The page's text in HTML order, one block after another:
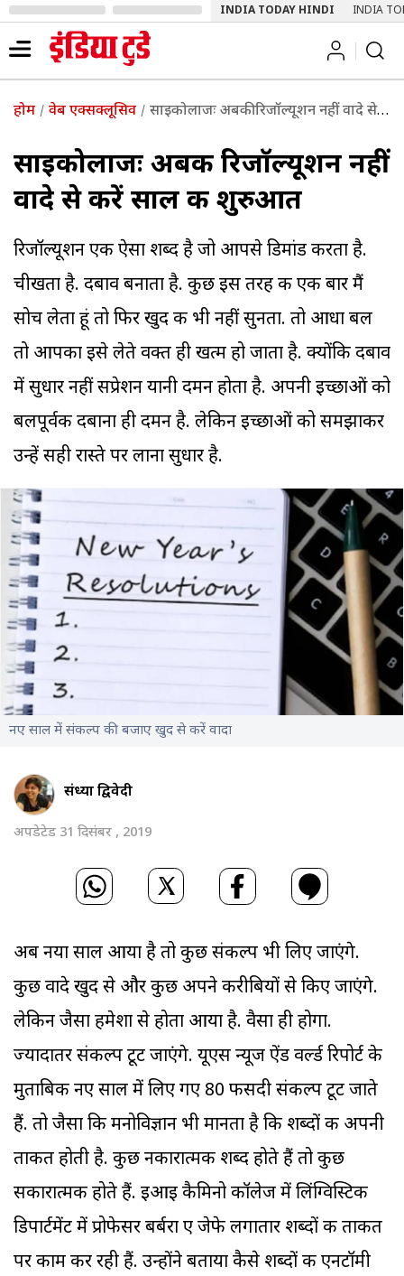
INDIA TODAY HINDI INDIA
होम वेब एक्सक्लूसिव साइकोलाजः अबकी रिजॉल्यूशन नहीं वादे से करें साल की शुरुआत
साइकोलाजः अबकी रिजॉल्यूशन नहीं
वादे से करें साल की शुरुआत
रिजॉल्यूशन एक ऐसा शब्द है जो आपसे डिमांड करता है.
चीखता है. दबाव बनाता है. कुछ इस तरह की एक बार मैं
सोच लेता हूं तो फिर खुद की भी नहीं सुनता. तो आधा बल
तो आपका इसे लेते वक्त ही खत्म हो जाता है. क्योंकि दबाव
में सुधार नहीं सप्रेशन यानी दमन होता है. अपनी इच्छाओं को
बलपूर्वक दबाना ही दमन है. लेकिन इच्छाओं को समझाकर
उन्हें सही रास्ते पर लाना सुधार है.
नए साल में संकल्प की बजाए खुद से करें वादा
संध्या द्विवेदी
अपडेटेड 31 दिसंबर , 2019
अब नया साल आया है तो कुछ संकल्प भी लिए जाएंगे.
कुछ वादे खुद से और कुछ अपने करीबियों से किए जाएंगे.
लेकिन जैसा हमेशा से होता आया है. वैसा ही होगा.
ज्यादातर संकल्प टूट जाएंगे. यूएस न्यूज ऐंड वर्ल्ड रिपोर्ट के
मुताबिक नए साल में लिए गए 80 फीसदी संकल्प टूट जाते
हैं. तो जैसा कि मनोविज्ञान भी मानता है कि शब्दों की अपनी
ताकत होती है. कुछ नकारात्मक शब्द होते हैं तो कुछ
सकारात्मक होते हैं. इआइ कैमिनो कॉलेज में लिंग्विस्टिक
डिपार्टमेंट में प्रोफेसर बर्बरा ए जेफे लगातार शब्दों की ताकत
पर काम कर रही हैं. उन्होंने बताया कैसे शब्दों की एनटॉमी